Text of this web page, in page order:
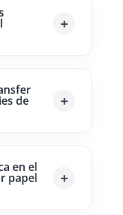
de
en el
papel